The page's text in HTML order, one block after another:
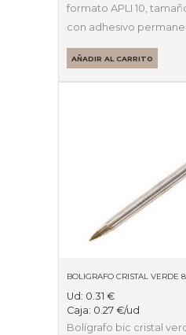
formato APLI 10,
con adhesivo
AÑADIR AL CARRITO
BOLIGRAFO CRISTAL VERDE
Ud: 0.31 €
Caja: 0.27 €/ud
Bolígrafo bic cristal